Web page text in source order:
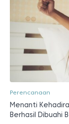
Perencanaan
Menanti
Berhasil Dibuahi